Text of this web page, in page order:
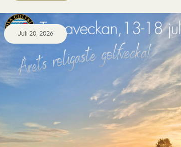
Juli 20, 2026